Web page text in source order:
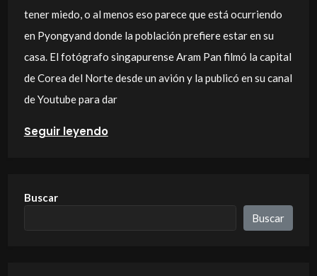
tener miedo, o al menos eso parece que está ocurriendo
en Pyongyand donde la población prefiere estar en su
casa. El fotógrafo singapurense Aram Pan filmó la capital
de Corea del Norte desde un avión y la publicó en su canal
de Youtube para dar
Seguir leyendo
Buscar
Buscar